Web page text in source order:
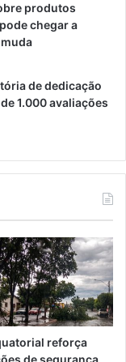
produtos
chegar a
de dedicação
1.000 avaliações
reforça